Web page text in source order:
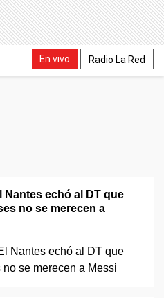
En vivo Radio La Red
Nantes echó al DT que
no se merecen a